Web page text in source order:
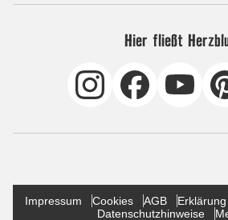
Hier fließt
Impressum Cookies AGB
Datenschutzhinweise